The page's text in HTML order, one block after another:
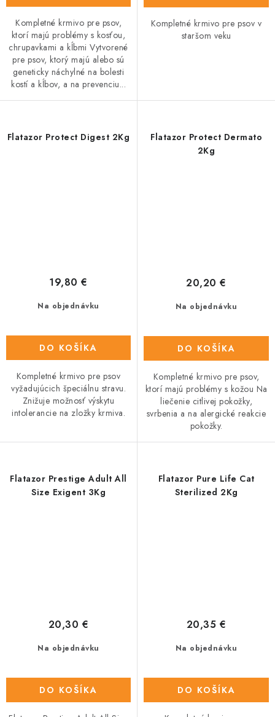
Kompletné krmivo pre psov,
ktorí majú problémy s kosťou,
chrupavkami a kĺbmi Vytvorené
pre psov, ktorý majú alebo sú
geneticky náchylné na bolesti
kostí a kĺbov, a na prevenciu...
Kompletné krmivo pre psov v
staršom veku
Flatazor Protect Digest 2Kg
Na objednávku
19,80 €
DO KOŠÍKA
Kompletné krmivo pre psov
vyžadujúcich špeciálnu stravu.
Znižuje možnosť výskytu
intolerancie na zložky krmiva.
Flatazor Protect Dermato
2Kg
Na objednávku
20,20 €
DO KOŠÍKA
Kompletné krmivo pre psov,
ktorí majú problémy s kožou Na
liečenie citlivej pokožky,
svrbenia a na alergické reakcie
pokožky.
Flatazor Prestige Adult All
Size Exigent 3Kg
Na objednávku
20,30 €
DO KOŠÍKA
Flatazor Pure Life Cat
Sterilized 2Kg
Na objednávku
20,35 €
DO KOŠÍKA